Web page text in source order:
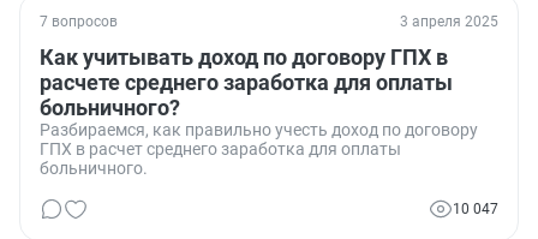
7 вопросов 3 апреля 2025
Как учитывать доход по договору ГПХ в
расчете среднего заработка для оплаты
больничного?
Разбираемся, как правильно учесть доход по договору
ГПХ в расчет среднего заработка для оплаты
больничного.
10 047